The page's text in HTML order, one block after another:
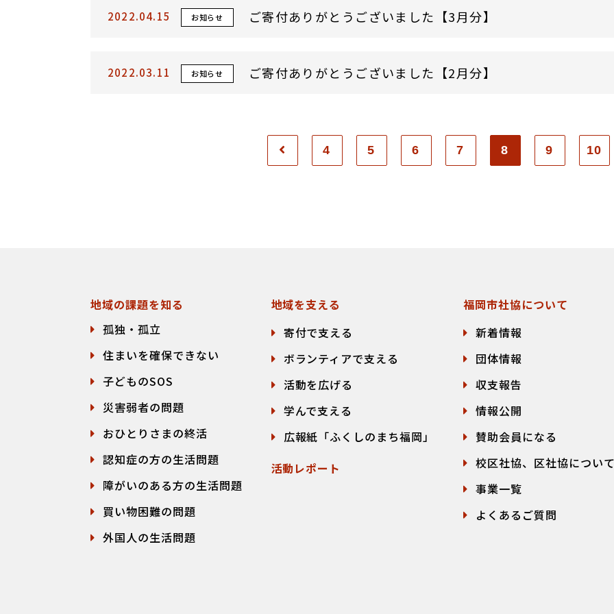
2022.04.15 お知らせ ご寄付ありがとうございました【3月分】
2022.03.11 お知らせ ご寄付ありがとうございました【2月分】
4 5 6 7 8 9 10
地域の課題を知る
孤独・孤立
住まいを確保できない
子どものSOS
災害弱者の問題
おひとりさまの終活
認知症の方の生活問題
障がいのある方の生活問題
買い物困難の問題
外国人の生活問題
地域を支える
寄付で支える
ボランティアで支える
活動を広げる
学んで支える
広報紙「ふくしのまち福岡」
活動レポート
福岡市社協について
新着情報
団体情報
収支報告
情報公開
賛助会員になる
校区社協、区社協について
事業一覧
よくあるご質問